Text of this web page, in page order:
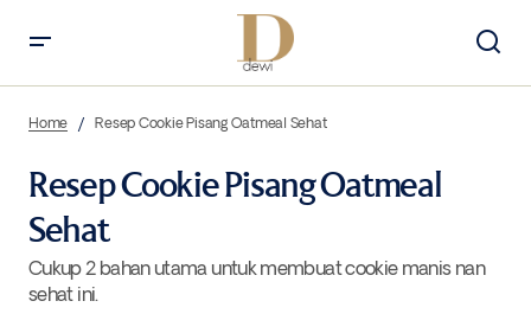
Home Resep Cookie Pisang Oatmeal Sehat
Resep Cookie Pisang Oatmeal
Sehat
Cukup 2 bahan utama untuk membuat cookie manis nan
sehat ini.